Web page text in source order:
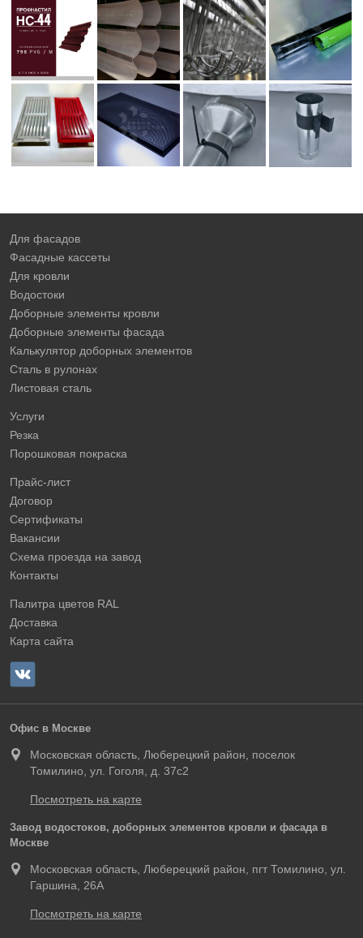
Для фасадов
Фасадные кассеты
Для кровли
Водостоки
Доборные элементы кровли
Доборные элементы фасада
Калькулятор доборных элементов
Сталь в рулонах
Листовая сталь
Услуги
Резка
Порошковая покраска
Прайс-лист
Договор
Сертификаты
Вакансии
Схема проезда на завод
Контакты
Палитра цветов RAL
Доставка
Карта сайта
Офис в Москве
Московская область, Люберецкий район, поселок
Томилино, ул. Гоголя, д. 37с2
Посмотреть на карте
Завод водостоков, доборных элементов кровли и фасада в
Москве
Московская область, Люберецкий район, пгт Томилино, ул.
Гаршина, 26А
Посмотреть на карте